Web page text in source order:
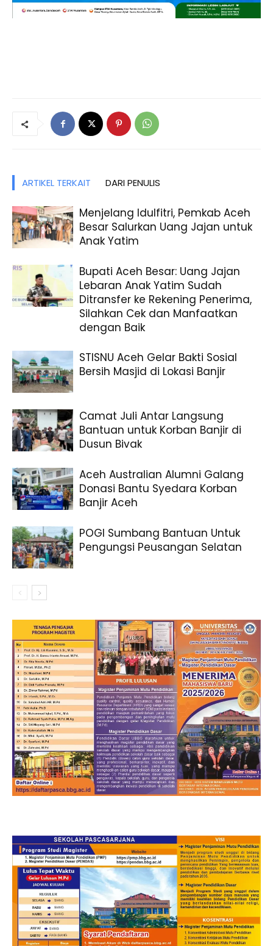
ARTIKEL TERKAIT DARI PENULIS
Menjelang Idulfitri, Pemkab Aceh
Besar Salurkan Uang Jajan untuk
Anak Yatim
Bupati Aceh Besar: Uang Jajan
Lebaran Anak Yatim Sudah
Ditransfer ke Rekening Penerima,
Silahkan Cek dan Manfaatkan
dengan Baik
STISNU Aceh Gelar Bakti Sosial
Bersih Masjid di Lokasi Banjir
Camat Juli Antar Langsung
Bantuan untuk Korban Banjir di
Dusun Bivak
Aceh Australian Alumni Galang
Donasi Bantu Syedara Korban
Banjir Aceh
POGI Sumbang Bantuan Untuk
Pengungsi Peusangan Selatan